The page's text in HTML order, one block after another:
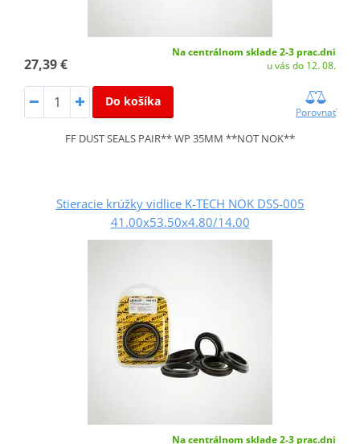
27,39 €
Na centrálnom sklade 2-3 prac.dni
u vás do 12. 08.
Do košíka
Porovnať
FF DUST SEALS PAIR** WP 35MM **NOT NOK**
Stieracie krúžky vidlice K-TECH NOK DSS-005
41.00x53.50x4.80/14.00
Na centrálnom sklade 2-3 prac.dni